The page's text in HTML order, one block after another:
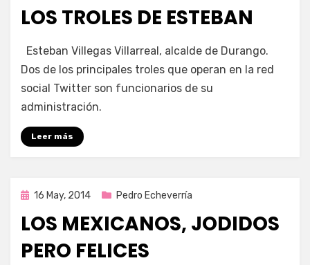
LOS TROLES DE ESTEBAN
porEnrique
Esteban Villegas Villarreal, alcalde de Durango.
Dos de los principales troles que operan en la red
social Twitter son funcionarios de su
administración.
Leer más
Publicada
16 May, 2014 Pedro Echeverría
LOS MEXICANOS, JODIDOS
PERO FELICES